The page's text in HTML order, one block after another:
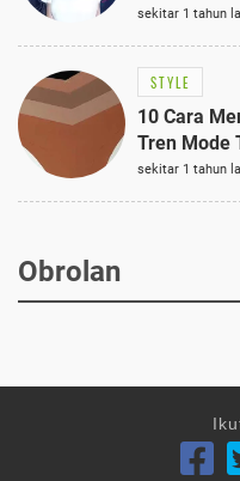
Terungkap!
sekitar 1 tahun
STYLE
10 Cara
Tren Mode
sekitar 1 tahun
Obrolan